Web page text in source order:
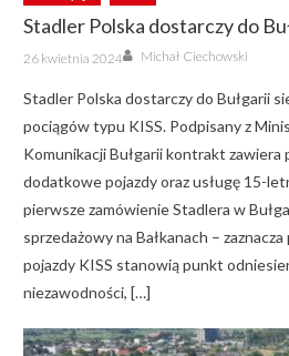
Stadler Polska dostarczy do
Posted
on
26 kwietnia 2024 Author
Michał Ciechowski
Stadler Polska dostarczy do Bułgarii
pociągów typu KISS. Podpisany z
Komunikacji Bułgarii kontrakt zawiera
dodatkowe pojazdy oraz usługę 15-
pierwsze zamówienie Stadlera w
sprzedażowy na Bałkanach –
pojazdy KISS stanowią punkt
niezawodności, […]